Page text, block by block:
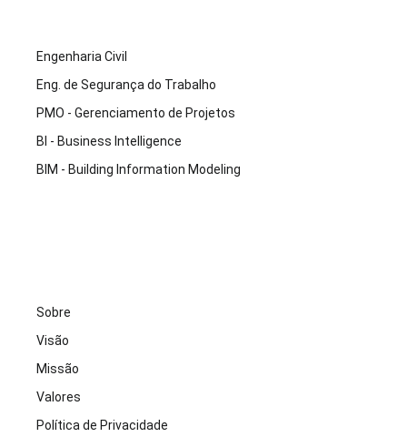
Engenharia Civil
Eng. de Segurança do Trabalho
PMO - Gerenciamento de Projetos
BI - Business Intelligence
BIM - Building Information Modeling
Sobre
Visão
Missão
Valores
Política de Privacidade